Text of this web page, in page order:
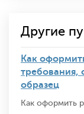
Другие
Как
требования,
образец
Как оформить